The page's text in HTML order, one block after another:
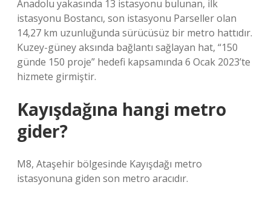
Anadolu yakasında 13 istasyonu bulunan, ilk
istasyonu Bostancı, son istasyonu Parseller olan
14,27 km uzunluğunda sürücüsüz bir metro hattıdır.
Kuzey-güney aksında bağlantı sağlayan hat, “150
günde 150 proje” hedefi kapsamında 6 Ocak 2023’te
hizmete girmiştir.
Kayışdağına hangi metro
gider?
M8, Ataşehir bölgesinde Kayışdağı metro
istasyonuna giden son metro aracıdır.